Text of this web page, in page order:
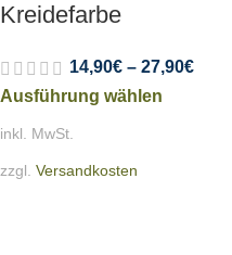
Kreidefarbe
14,90€ –27,90€
Ausführung wählen
inkl. MwSt.
zzgl.Versandkosten